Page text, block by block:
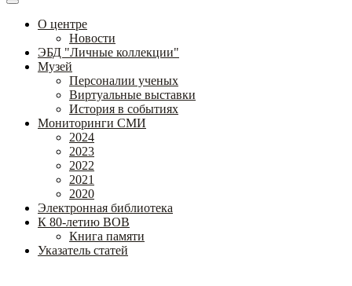
О центре
Новости
ЭБД "Личные коллекции"
Музей
Персоналии ученых
Виртуальные выставки
История в событиях
Мониторинги СМИ
2024
2023
2022
2021
2020
Электронная библиотека
К 80-летию ВОВ
Книга памяти
Указатель статей